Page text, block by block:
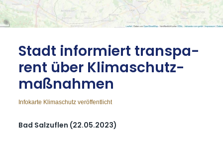
©
Stadt in­for­miert trans­pa­
rent über Kli­ma­schutz­
maß­nah­men
Infokarte Klimaschutz veröffentlicht
Bad Salzuflen (22.05.2023)